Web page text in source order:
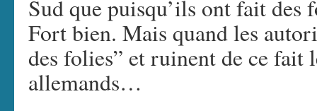
Sud que puisqu’ils ont fait des
Fort bien. Mais quand les
des folies” et ruinent de ce fait
allemands…